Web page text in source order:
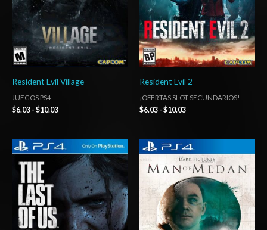
Resident Evil Village
JUEGOS PS4
$6.03 - $10.03
Resident Evil 2
¡OFERTAS SLOT SECUNDARIOS!
$6.03 - $10.03
Rango
de
precios:
desde
$8.00
Rango
de
precios:
desde
$4.00
hasta
$7.00